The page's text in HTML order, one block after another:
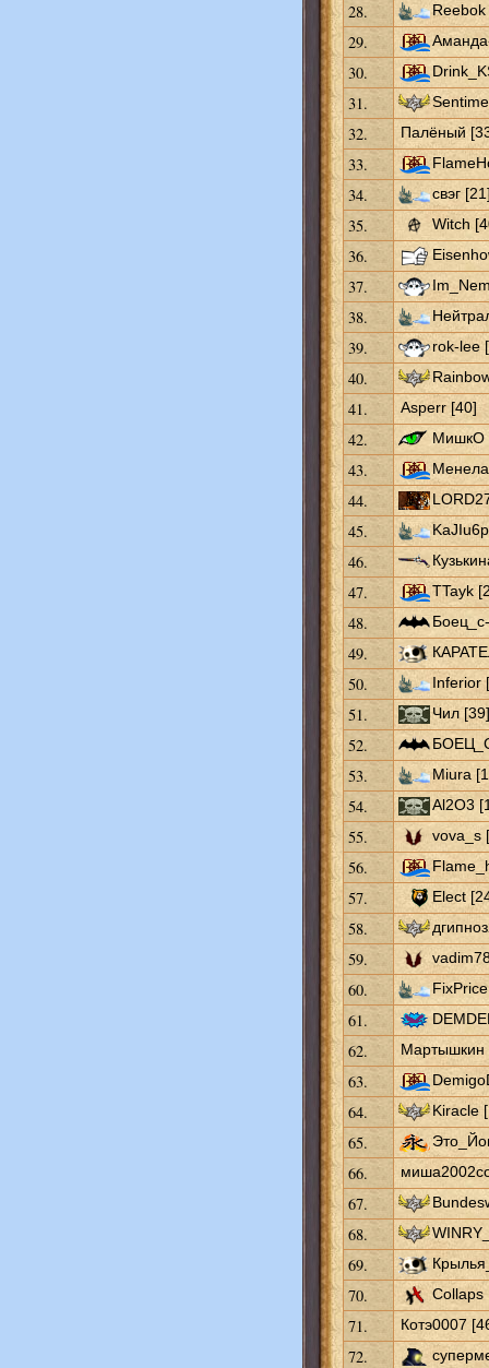
28.
29.
30.
31.
32. Палёный
33.
34. свэг
35. Witch
36.
37.
38.
39. rok-lee
40.
41. Asperr [40]
42. МишкО
43.
44.
45.
46.
47. TTayk
48.
49.
50. Inferior
51. Чил [39]
52.
53. Miura
54. Al2O3
55. vova_s
56.
57. Elect
58.
59.
60.
61.
62. Мартышкин
63.
64. Kiracle
65.
66.
67.
68.
69.
70. Collaps
71. Котэ0007
72.